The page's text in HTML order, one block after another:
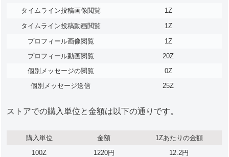
タイムライン投稿画像閲覧
1Z
タイムライン投稿動画閲覧
1Z
プロフィール画像閲覧
1Z
プロフィール動画閲覧
20Z
個別メッセージの閲覧
0Z
個別メッセージ送信
25Z
ストアでの購入単位と金額は以下の通りです。
購入単位 金額
1Zあたりの金額
100Z
1220円
12.2円